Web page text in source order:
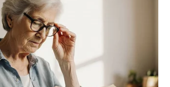
volt a műhelyének vezetője.
került, de négy hónappal
Ettől a pillanattól kezdve
azt az életet, amiről